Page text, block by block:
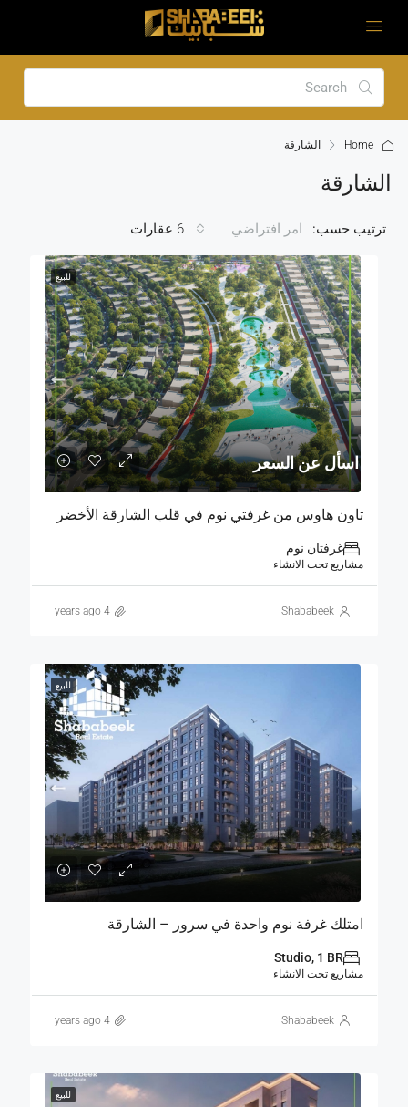
Home الشارقة
الشارقة
6 عقارات ترتيب حسب: امر افتراضي
للبيع
اسأل عن السعر
تاون هاوس من غرفتي نوم في قلب الشارقة الأخضر
غرفتان نوم
مشاريع تحت الانشاء
Shababeek
4 years ago
للبيع
امتلك غرفة نوم واحدة في سرور – الشارقة
Studio, 1 BR
مشاريع تحت الانشاء
Shababeek
4 years ago
للبيع